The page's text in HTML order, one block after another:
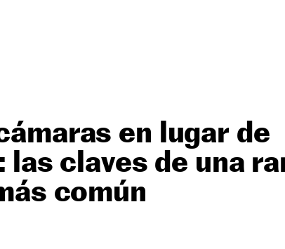
en lugar de
claves de una
común